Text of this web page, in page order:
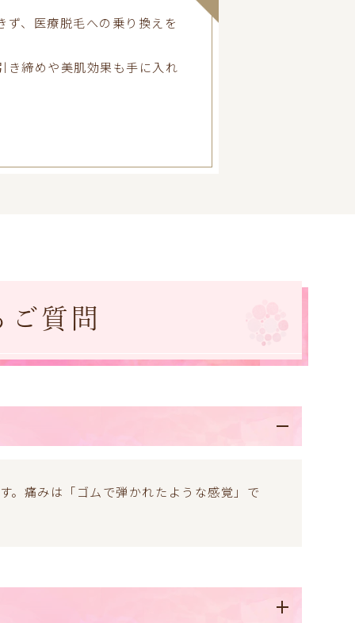
ず、医療脱毛への乗り換えを
き締めや美肌効果も手に入れ
ご質問
。痛みは「ゴムで弾かれたような感覚」で